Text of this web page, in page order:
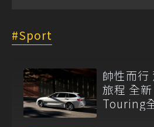
Sport
帥性而行
旅程 全
Touring